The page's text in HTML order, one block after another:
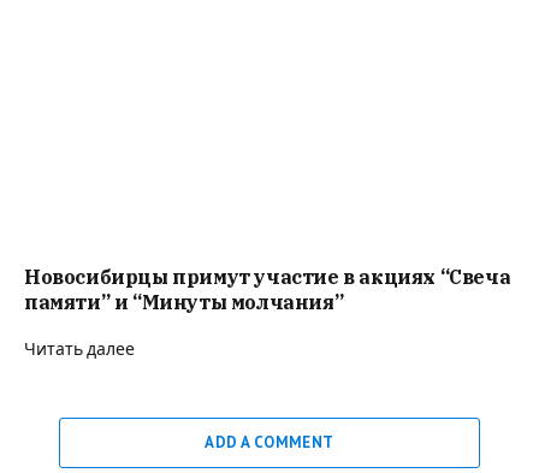
Новосибирцы примут участие в акциях “Свеча
памяти” и “Минуты молчания”
Читать далее
ADD A COMMENT